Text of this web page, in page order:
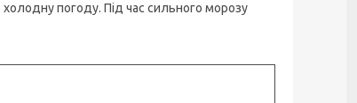
погоду. Під час сильного морозу